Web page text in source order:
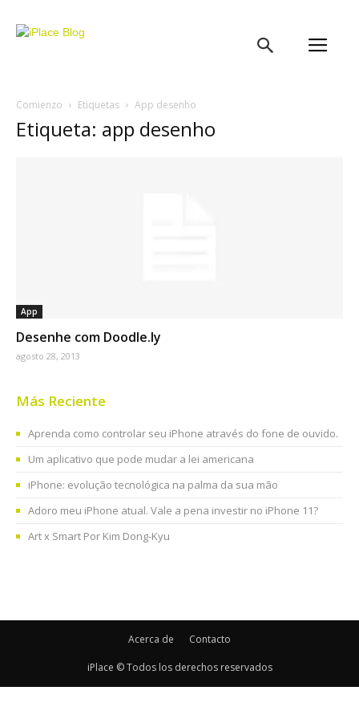
Comienzo Etiquetas App desenho
Etiqueta: app desenho
App
Desenhe com Doodle.ly
agosto 28, 2013
Más Reciente
Aprenda como controlar seu iPhone através do fone de ouvido.
Um aplicativo que pode mudar a lei americana
iPhone: evolução tecnológica na palma da sua mão
Adoro meu iPhone atual. Vale a pena investir no iPhone 11?
Art x Smart Por Kim Dong-Kyu
Acerca de Contacto
iPlace © Todos los derechos reservados